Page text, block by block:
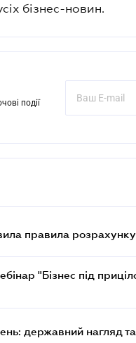
бізнес-новин.
події
правила розрахунку
"Бізнес під
державний нагляд